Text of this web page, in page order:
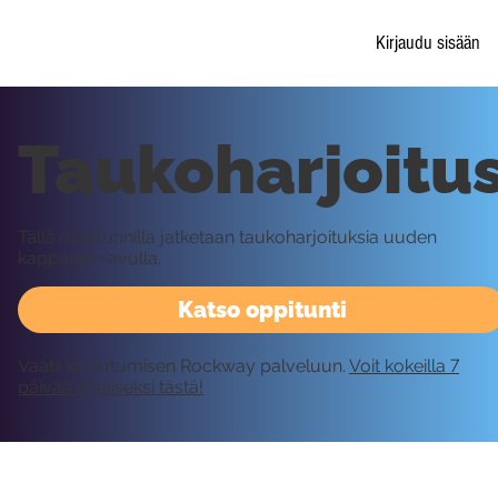
Kirjaudu sisään
Katso oppitunti
Tällä oppitunnilla jatketaan taukoharjoituksia uuden
kappaleen avulla.
Vaatii kirjautumisen Rockway palveluun. Voit kokeilla 7
päivää ilmaiseksi tästä!